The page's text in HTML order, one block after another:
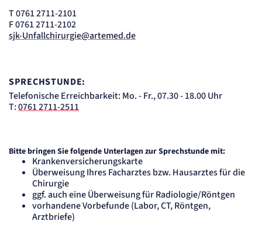
T 0761 2711-2101
F 0761 2711-2102
sjk-Unfallchirurgie@artemed.de
SPRECHSTUNDE:
Telefonische Erreichbarkeit: Mo. - Fr., 07.30 - 18.00 Uhr
T:0761 2711-2511
Bitte bringen Sie folgende Unterlagen zur Sprechstunde mit:
Krankenversicherungskarte
Überweisung Ihres Facharztes bzw. Hausarztes für die
Chirurgie
ggf. auch eine Überweisung für Radiologie/Röntgen
vorhandene Vorbefunde (Labor, CT, Röntgen,
Arztbriefe)